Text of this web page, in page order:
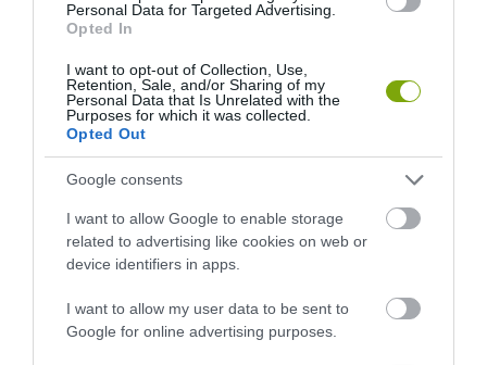
Personal Data for Targeted Advertising.
Opted In
I want to opt-out of Collection, Use,
Retention, Sale, and/or Sharing of my
Personal Data that Is Unrelated with the
Purposes for which it was collected.
Opted Out
Google consents
I want to allow Google to enable storage
related to advertising like cookies on web or
device identifiers in apps.
I want to allow my user data to be sent to
Google for online advertising purposes.